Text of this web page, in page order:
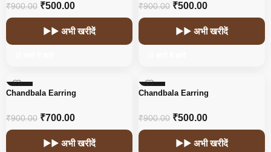
₹900.00 ₹500.00
▶▶ अभी खरीदें
₹900.00 ₹500.00
▶▶ अभी खरीदें
-22%
Chandbala Earring
₹900.00 ₹700.00
▶▶ अभी खरीदें
-44%
Chandbala Earring
₹900.00 ₹500.00
▶▶ अभी खरीदें